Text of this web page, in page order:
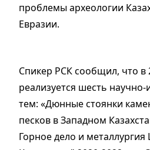
проблемы археологии
Евразии.
Спикер РСК сообщил, что в
реализуется шесть научно-
тем: «Дюнные стоянки
песков в Западном
Горное дело и